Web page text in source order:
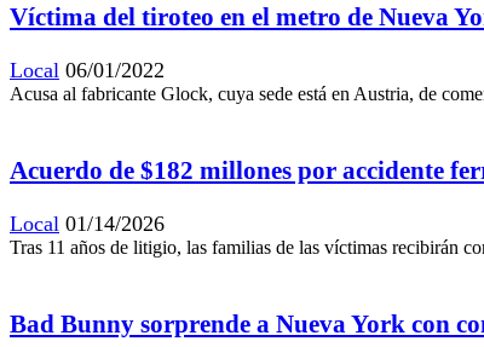
Víctima del tiroteo en el metro de Nueva
Local 06/01/2022
Acusa al fabricante Glock, cuya sede está en Austria, de
Acuerdo de $182 millones por accidente
Local 01/14/2026
Tras 11 años de litigio, las familias de las víctimas recibirán
Bad Bunny sorprende a Nueva York con